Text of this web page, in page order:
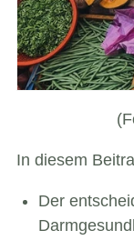
In diesem
Der